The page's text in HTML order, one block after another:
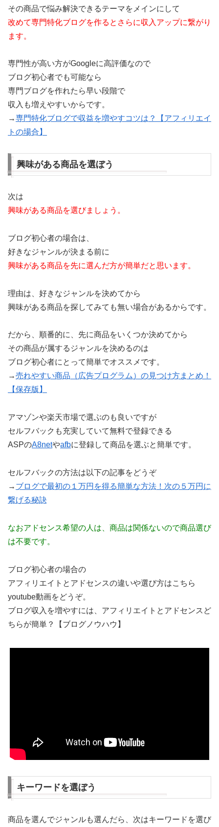
その商品で悩み解決できるテーマをメインにして
改めて専門特化ブログを作るとさらに収入アップに繋がり
ます。
専門性が高い方がGoogleに高評価なので
ブログ初心者でも可能なら
専門ブログを作れたら早い段階で
収入も増えやすいからです。
→専門特化ブログで収益を増やすコツは？【アフィリエイ
トの場合】
興味がある商品を選ぼう
次は
興味がある商品を選びましょう。
ブログ初心者の場合は、
好きなジャンルが決まる前に
興味がある商品を先に選んだ方が簡単だと思います。
理由は、好きなジャンルを決めてから
興味がある商品を探してみても無い場合があるからです。
だから、順番的に、先に商品をいくつか決めてから
その商品が属するジャンルを決めるのは
ブログ初心者にとって簡単でオススメです。
→売れやすい商品（広告プログラム）の見つけ方まとめ！
【保存版】
アマゾンや楽天市場で選ぶのも良いですが
セルフバックも充実していて無料で登録できる
ASPのA8netやafbに登録して商品を選ぶと簡単です。
セルフバックの方法は以下の記事をどうぞ
→ ブログで最初の１万円を得る簡単な方法！次の５万円に
繋げる秘訣
なおアドセンス希望の人は、商品は関係ないので商品選び
は不要です。
ブログ初心者の場合の
アフィリエイトとアドセンスの違いや選び方はこちら
youtube動画をどうぞ。
ブログ収入を増やすには、アフィリエイトとアドセンスど
ちらが簡単？【ブログノウハウ】
キーワードを選ぼう
商品を選んでジャンルも選んだら、次はキーワードを選び